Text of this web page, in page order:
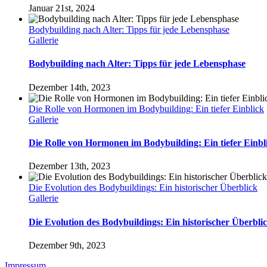
Januar 21st, 2024
Bodybuilding nach Alter: Tipps für jede Lebensphase
Gallerie
Bodybuilding nach Alter: Tipps für jede Lebensphase
Dezember 14th, 2023
Die Rolle von Hormonen im Bodybuilding: Ein tiefer Einblick
Gallerie
Die Rolle von Hormonen im Bodybuilding: Ein tiefer
Dezember 13th, 2023
Die Evolution des Bodybuildings: Ein historischer Überblick
Gallerie
Die Evolution des Bodybuildings: Ein historischer
Dezember 9th, 2023